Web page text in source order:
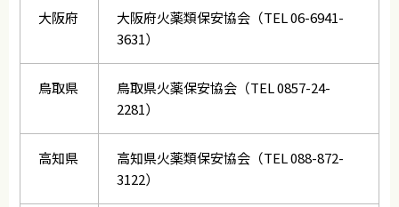
大阪府
大阪府火薬類保安協会（TEL 06-6941-
3631）
鳥取県
鳥取県火薬保安協会（TEL 0857-24-
2281）
高知県
高知県火薬類保安協会（TEL 088-872-
3122）